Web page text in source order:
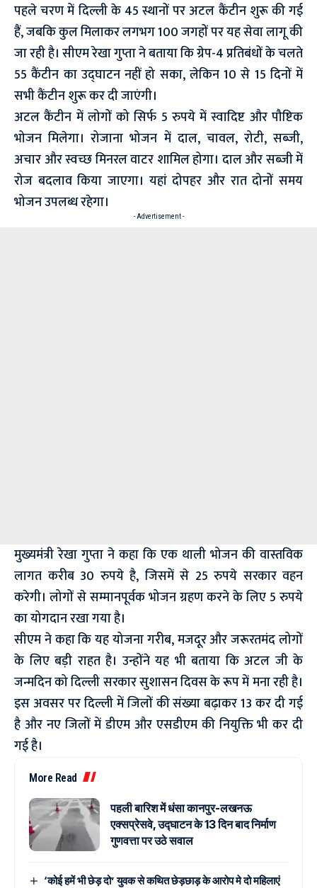
पहले चरण में दिल्ली के 45 स्थानों पर अटल कैंटीन शुरू की गई
हैं, जबकि कुल मिलाकर लगभग 100 जगहों पर यह सेवा लागू की
जा रही है। सीएम रेखा गुप्ता ने बताया कि ग्रेप-4 प्रतिबंधों के चलते
55 कैंटीन का उद्घाटन नहीं हो सका, लेकिन 10 से 15 दिनों में
सभी कैंटीन शुरू कर दी जाएंगी।
अटल कैंटीन में लोगों को सिर्फ 5 रुपये में स्वादिष्ट और पौष्टिक
भोजन मिलेगा। रोजाना भोजन में दाल, चावल, रोटी, सब्जी,
अचार और स्वच्छ मिनरल वाटर शामिल होगा। दाल और सब्जी में
रोज बदलाव किया जाएगा। यहां दोपहर और रात दोनों समय
भोजन उपलब्ध रहेगा।
- Advertisement -
मुख्यमंत्री रेखा गुप्ता ने कहा कि एक थाली भोजन की वास्तविक
लागत करीब 30 रुपये है, जिसमें से 25 रुपये सरकार वहन
करेगी। लोगों से सम्मानपूर्वक भोजन ग्रहण करने के लिए 5 रुपये
का योगदान रखा गया है।
सीएम ने कहा कि यह योजना गरीब, मजदूर और जरूरतमंद लोगों
के लिए बड़ी राहत है। उन्होंने यह भी बताया कि अटल जी के
जन्मदिन को दिल्ली सरकार सुशासन दिवस के रूप में मना रही है।
इस अवसर पर दिल्ली में जिलों की संख्या बढ़ाकर 13 कर दी गई
है और नए जिलों में डीएम और एसडीएम की नियुक्ति भी कर दी
गई है।
More Read
पहली बारिश में धंसा कानपुर-लखनऊ
एक्सप्रेसवे, उद्घाटन के 13 दिन बाद निर्माण
गुणवत्ता पर उठे सवाल
‘कोई हमें भी छेड़ दो’ युवक से कथित छेड़छाड़ के आरोप मे दो महिलाएं